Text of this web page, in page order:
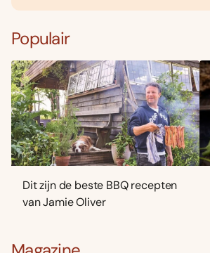
Populair
Dit zijn de beste BBQ recepten
van Jamie Oliver